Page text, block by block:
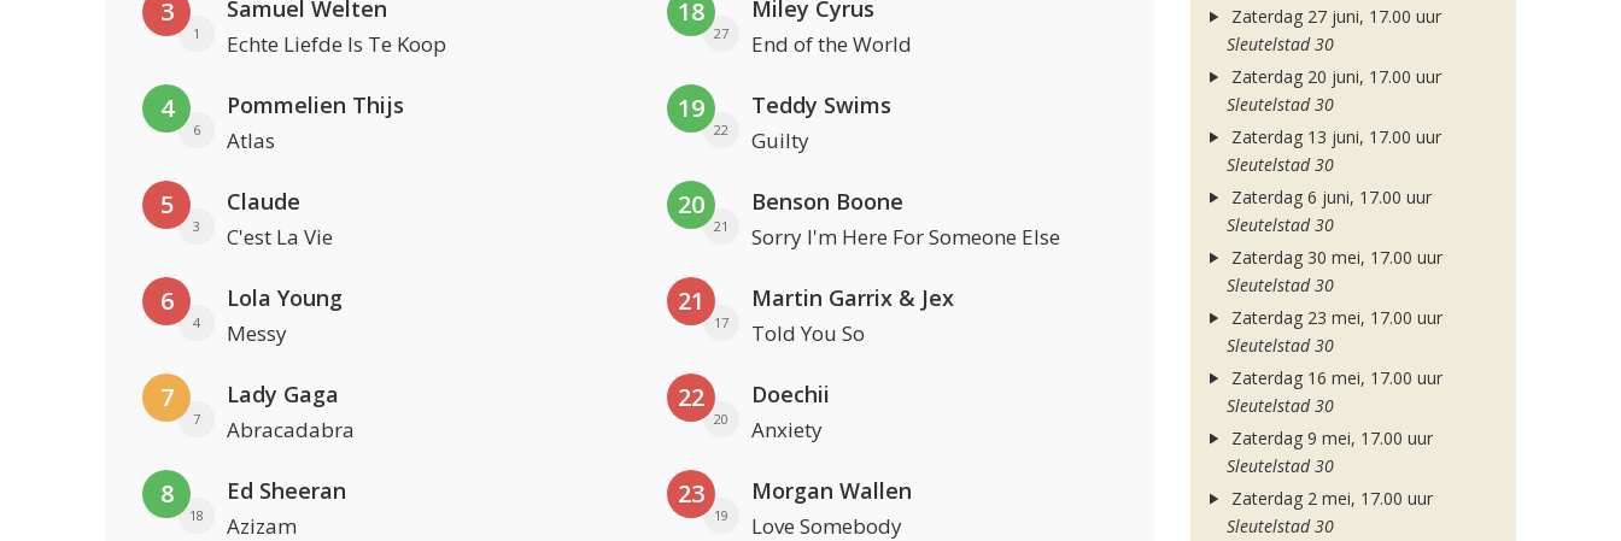
3
1
Samuel Welten
Echte Liefde Is Te Koop
4
6
Pommelien Thijs
Atlas
5
3
Claude
C'est La Vie
6
4
Lola Young
Messy
7
7
Lady Gaga
Abracadabra
8
18
Ed Sheeran
Azizam
18
27
Miley Cyrus
End of the World
19
22
Teddy Swims
Guilty
20
21
Benson Boone
Sorry I'm Here For Someone Else
21
17
Martin Garrix & Jex
Told You So
22
20
Doechii
Anxiety
23
19
Morgan Wallen
Love Somebody
Zaterdag 27 juni, 17.00 uur
Sleutelstad 30
Zaterdag 20 juni, 17.00 uur
Sleutelstad 30
Zaterdag 13 juni, 17.00 uur
Sleutelstad 30
Zaterdag 6 juni, 17.00 uur
Sleutelstad 30
Zaterdag 30 mei, 17.00 uur
Sleutelstad 30
Zaterdag 23 mei, 17.00 uur
Sleutelstad 30
Zaterdag 16 mei, 17.00 uur
Sleutelstad 30
Zaterdag 9 mei, 17.00 uur
Sleutelstad 30
Zaterdag 2 mei, 17.00 uur
Sleutelstad 30